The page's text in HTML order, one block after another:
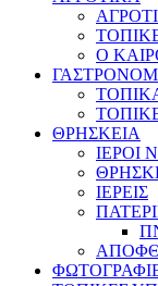
Ο
ΘΡΗΣΚΕΙΑ
IEPOI
ΙΕΡΕΙΣ